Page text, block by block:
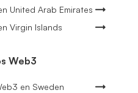
United Arab Emirates
Virgin Islands
Web3
en Sweden